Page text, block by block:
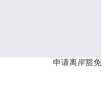
申请离岸豁免